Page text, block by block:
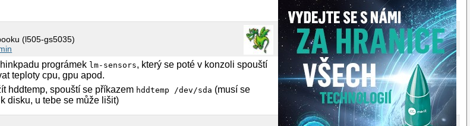
(l505-gs5035)
prográmek lm-sensors, který se poté v konzoli spouští
teploty cpu, gpu apod.
hddtemp, spouští se příkazem hddtemp /dev/sda (musí se
disku, u tebe se může lišit)